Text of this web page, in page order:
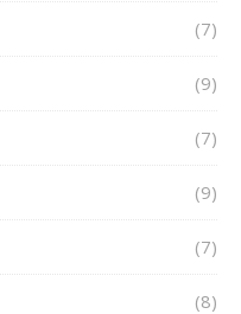
(7)
(9)
(7)
(9)
(7)
(8)